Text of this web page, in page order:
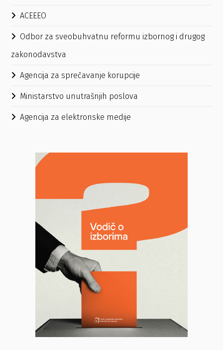
ACEEEO
Odbor za sveobuhvatnu reformu izbornog i drugog
zakonodavstva
Agencija za sprečavanje korupcije
Ministarstvo unutrašnjih poslova
Agencija za elektronske medije